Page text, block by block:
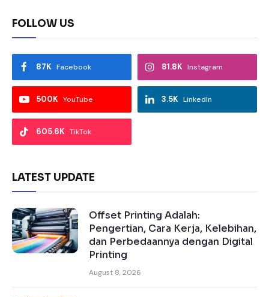
FOLLOW US
Facebook
87K Instagram
81.8K
YouTube
500K LinkedIn
3.5K
TikTok
605.6K
LATEST UPDATE
Offset Printing Adalah:
Pengertian, Cara Kerja, Kelebihan,
dan Perbedaannya dengan Digital
Printing
August 8, 2026